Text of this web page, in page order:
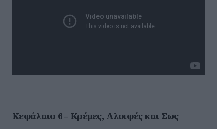
Κεφάλαιο 6 – Κρέμες, Αλοιφές και Σως